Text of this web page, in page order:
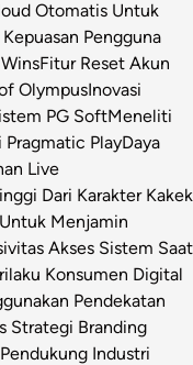
Otomatis Untuk
Pengguna
Fitur Reset Akun
OlympusInovasi
PG SoftMeneliti
PlayDaya
Live
Dari Karakter Kakek
Menjamin
Akses Sistem Saat
Konsumen Digital
Pendekatan
Strategi Branding
Industri